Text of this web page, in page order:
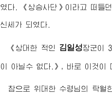
였다. 《상승사단》이라고 떠들
신세가 되였다.
《상대한 적인 김일성장군이
이 아닐수 없다.》, 바로 이것이
참으로 위대한 수령님의 탁월